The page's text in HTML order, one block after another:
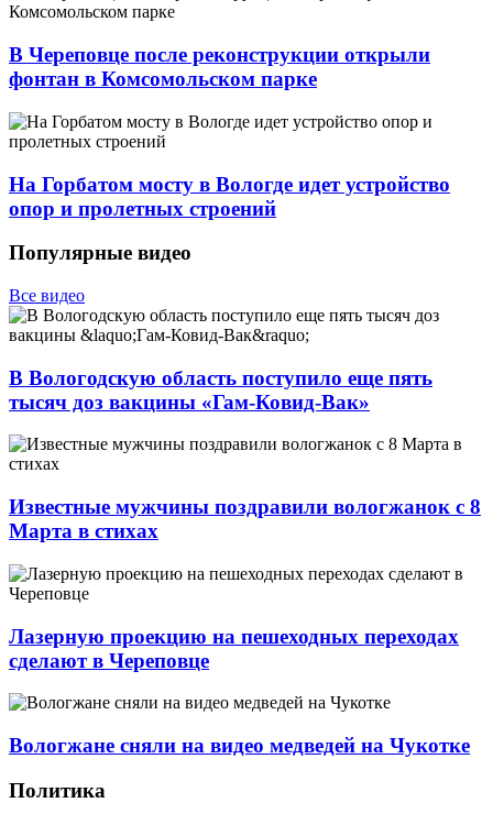
В Череповце после реконструкции открыли
фонтан в Комсомольском парке
На Горбатом мосту в Вологде идет устройство
опор и пролетных строений
Популярные видео
Все видео
В Вологодскую область поступило еще пять
тысяч доз вакцины «Гам-Ковид-Вак»
Известные мужчины поздравили вологжанок с 8
Марта в стихах
Лазерную проекцию на пешеходных переходах
сделают в Череповце
Вологжане сняли на видео медведей на Чукотке
Политика